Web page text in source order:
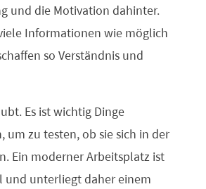
und die Motivation dahinter.
Informationen wie möglich
so Verständnis und
Es ist wichtig Dinge
um zu testen, ob sie sich in der
Ein moderner Arbeitsplatz ist
und unterliegt daher einem